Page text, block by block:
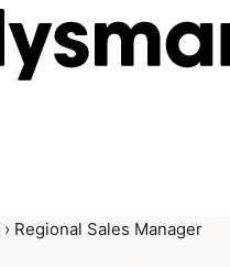
› Regional Sales Manager